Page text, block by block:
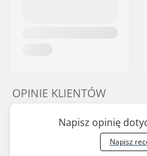
OPINIE KLIENTÓW
Napisz opinię
Napisz